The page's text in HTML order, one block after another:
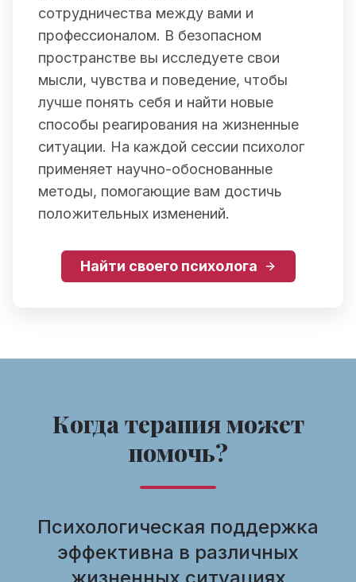
сотрудничества между вами и
профессионалом. В безопасном
пространстве вы исследуете свои
мысли, чувства и поведение, чтобы
лучше понять себя и найти новые
способы реагирования на жизненные
ситуации. На каждой сессии психолог
применяет научно-обоснованные
методы, помогающие вам достичь
положительных изменений.
Найти своего психолога
Когда терапия может
помочь?
Психологическая поддержка
эффективна в различных